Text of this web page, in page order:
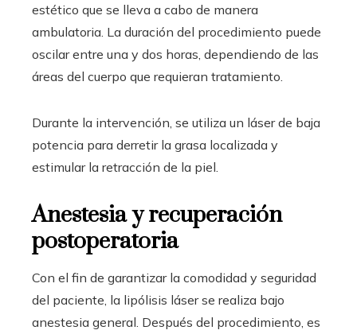
estético que se lleva a cabo de manera
ambulatoria. La duración del procedimiento puede
oscilar entre una y dos horas, dependiendo de las
áreas del cuerpo que requieran tratamiento.
Durante la intervención, se utiliza un láser de baja
potencia para derretir la grasa localizada y
estimular la retracción de la piel.
Anestesia y recuperación
postoperatoria
Con el fin de garantizar la comodidad y seguridad
del paciente, la lipólisis láser se realiza bajo
anestesia general. Después del procedimiento, es